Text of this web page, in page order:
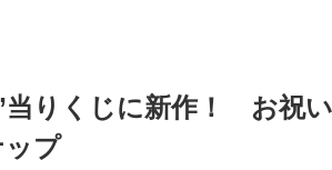
当りくじに新作！ お祝
プ